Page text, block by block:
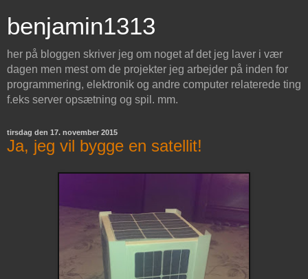
benjamin1313
her på bloggen skriver jeg om noget af det jeg laver i vær
dagen men mest om de projekter jeg arbejder på inden for
programmering, elektronik og andre computer relaterede ting
f.eks server opsætning og spil. mm.
tirsdag den 17. november 2015
Ja, jeg vil bygge en satellit!